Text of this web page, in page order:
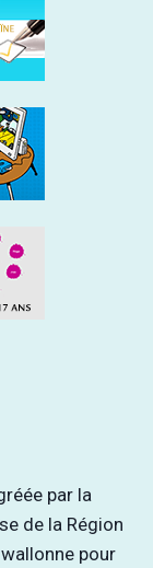
par la
de la Région
pour